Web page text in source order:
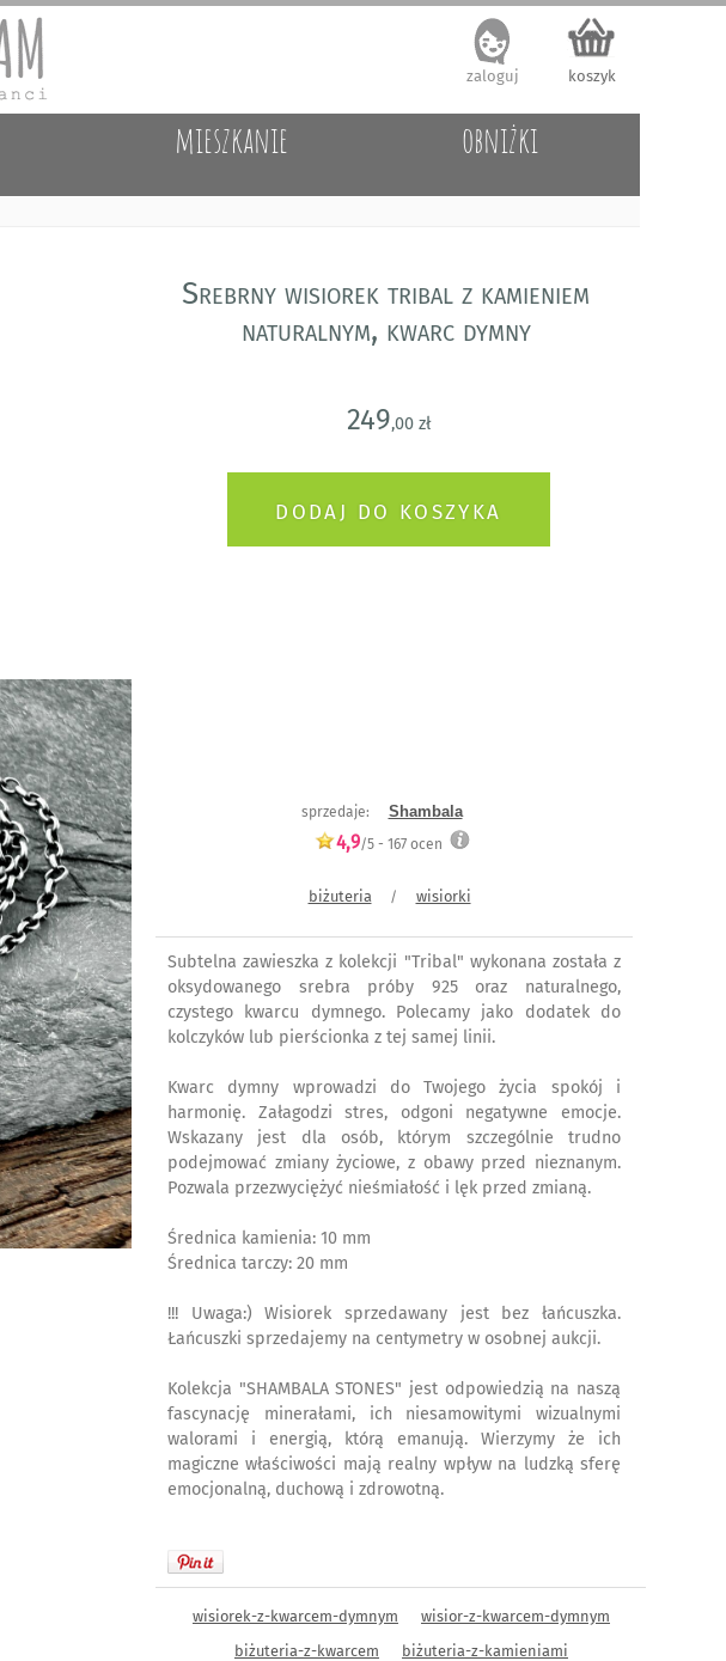
koszyk
zaloguj
mieszkanie obniżki
Srebrny wisiorek tribal z kamieniem
naturalnym, kwarc dymny
249,00 zł
sprzedaje: Shambala
4,9/5 - 167 ocen
biżuteria / wisiorki
Subtelna zawieszka z kolekcji "Tribal" wykonana została z
oksydowanego srebra próby 925 oraz naturalnego,
czystego kwarcu dymnego. Polecamy jako dodatek do
kolczyków lub pierścionka z tej samej linii.
Kwarc dymny wprowadzi do Twojego życia spokój i
harmonię. Załagodzi stres, odgoni negatywne emocje.
Wskazany jest dla osób, którym szczególnie trudno
podejmować zmiany życiowe, z obawy przed nieznanym.
Pozwala przezwyciężyć nieśmiałość i lęk przed zmianą.
Średnica kamienia: 10 mm
Średnica tarczy: 20 mm
!!! Uwaga:) Wisiorek sprzedawany jest bez łańcuszka.
Łańcuszki sprzedajemy na centymetry w osobnej aukcji.
Kolekcja "SHAMBALA STONES" jest odpowiedzią na naszą
fascynację minerałami, ich niesamowitymi wizualnymi
walorami i energią, którą emanują. Wierzymy że ich
magiczne właściwości mają realny wpływ na ludzką sferę
emocjonalną, duchową i zdrowotną.
wisiorek-z-kwarcem-dymnym
wisior-z-kwarcem-dymnym
biżuteria-z-kwarcem
biżuteria-z-kamieniami